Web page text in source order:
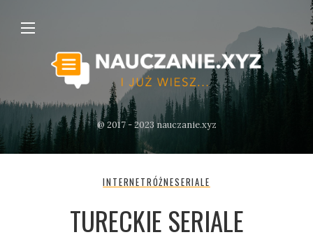
@ 2017 - 2023 nauczanie.xyz
INTERNETRÓŻNESERIALE
TURECKIE SERIALE